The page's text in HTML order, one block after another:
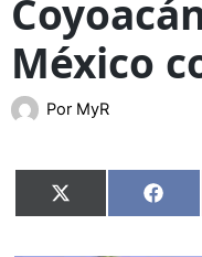
México
Por MyR
Compartir
en
X
(Twitter) en